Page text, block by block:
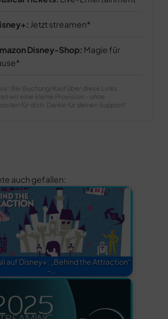
Jetzt streamen
Disney-Shop: Magie für
Bei Buchung/Kauf über diese Links
wir eine kleine Provision – ohne
für dich. Danke für deinen Support!
auch gefallen:
auf Disney+: „Behind the Attraction“
-…